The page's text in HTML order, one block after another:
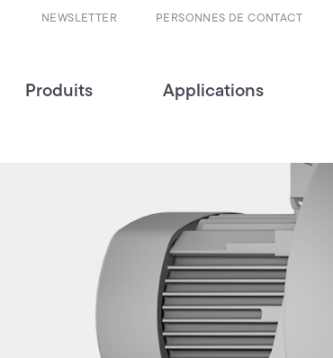
PERSONNES DE CONTACT
NEWSLETTER
Produits Applications